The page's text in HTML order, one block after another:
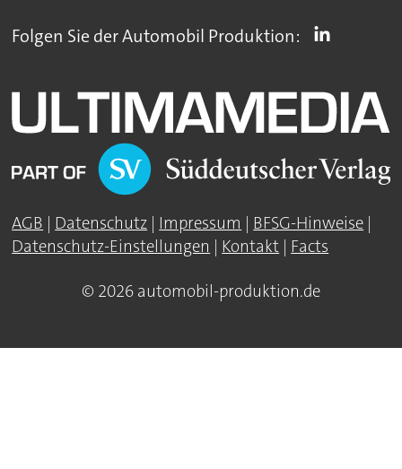
Folgen Sie der Automobil Produktion:
AGB | Datenschutz | Impressum | BFSG-Hinweise |
Datenschutz-Einstellungen | Kontakt | Facts
© 2026 automobil-produktion.de